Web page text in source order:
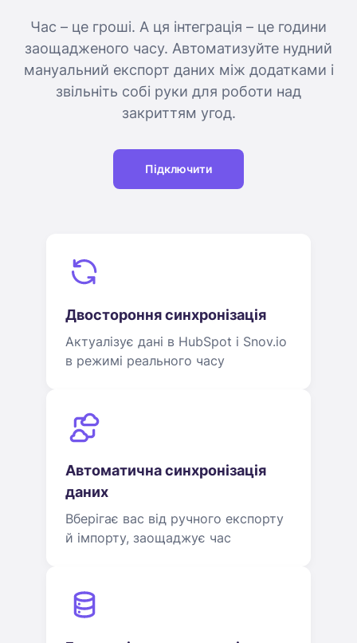
Час – це гроші. А ця інтеграція – це години
заощадженого часу. Автоматизуйте нудний
мануальний експорт даних між додатками і
звільніть собі руки для роботи над
закриттям угод.
Підключити
Двостороння синхронізація
Актуалізує дані в HubSpot і Snov.io
в режимі реального часу
Автоматична синхронізація
даних
Вберігає вас від ручного експорту
й імпорту, заощаджує час